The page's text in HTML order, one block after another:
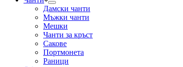
Дамски чанти
Мъжки чанти
Мешки
Чанти за кръст
Сакове
Портмонета
Раници